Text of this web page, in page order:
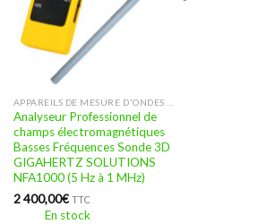
Analyseur Professionnel de
champs électromagnétiques
Basses Fréquences Sonde 3D
GIGAHERTZ SOLUTIONS
NFA1000 (5 Hz à 1 MHz)
2 400,00€ TTC
En stock